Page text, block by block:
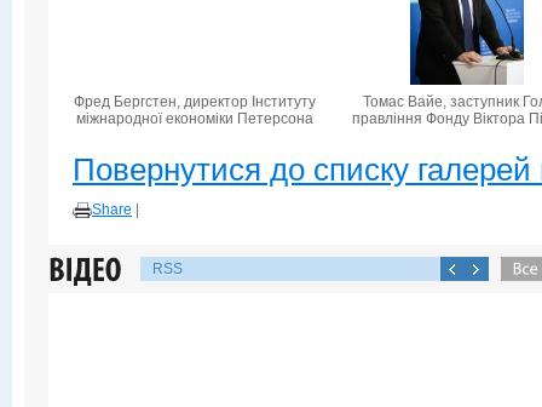
Фред Бергстен, директор Інституту
міжнародної економіки Петерсона
Томас Вайе, заступник
правління Фонду Віктора
Повернутися до списку галерей
Share
RSS